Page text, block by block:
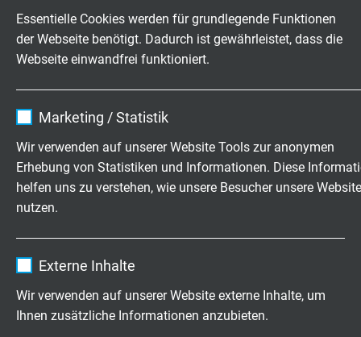
Essentielle Cookies werden für grundlegende Funktionen
der Webseite benötigt. Dadurch ist gewährleistet, dass die
Webseite einwandfrei funktioniert.
Laufzeit 1 Jahr
Marketing / Statistik
Wir verwenden auf unserer Website Tools zur anonymen
Erhebung von Statistiken und Informationen. Diese
helfen uns zu verstehen, wie unsere Besucher unsere Website
nutzen.
Laufzeit 2 Jahre
Externe Inhalte
Wir verwenden auf unserer Website externe Inhalte, um
Ihnen zusätzliche Informationen anzubieten.
Familienbetrieb für Konstruktion und
Fertigung seit 1947
Jetzt unverbindliche Anfrage senden
+49 (0)2162 898-0
Mo.-Do. 7:30–16:30 Uhr
Fr. 7:30–13:30 Uhr
Wir über uns
Jobs & Karriere
Kontakt